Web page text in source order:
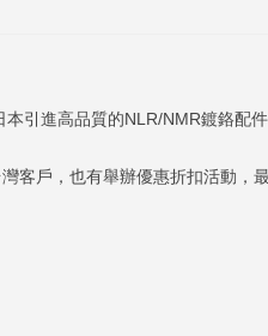
引進高品質的NLR/NMR鍍鉻配
客戶，也有舉辦優惠折扣活動，